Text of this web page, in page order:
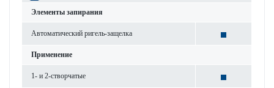
Элементы запирания
Автоматический ригель-защелка
Применение
1- и 2-створчатые